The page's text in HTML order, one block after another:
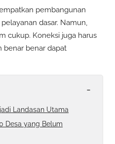
pembangunan
dasar. Namun,
cukup. Koneksi juga harus
benar benar dapat
-
Landasan Utama
Desa yang Belum